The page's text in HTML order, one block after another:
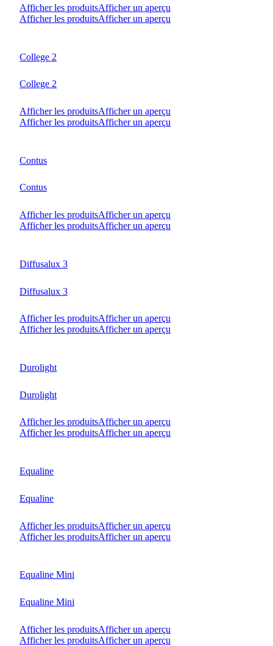
Afficher les produitsAfficher un aperçu
Afficher les produitsAfficher un aperçu
College 2
College 2
Afficher les produitsAfficher un aperçu
Afficher les produitsAfficher un aperçu
Contus
Contus
Afficher les produitsAfficher un aperçu
Afficher les produitsAfficher un aperçu
Diffusalux 3
Diffusalux 3
Afficher les produitsAfficher un aperçu
Afficher les produitsAfficher un aperçu
Durolight
Durolight
Afficher les produitsAfficher un aperçu
Afficher les produitsAfficher un aperçu
Equaline
Equaline
Afficher les produitsAfficher un aperçu
Afficher les produitsAfficher un aperçu
Equaline Mini
Equaline Mini
Afficher les produitsAfficher un aperçu
Afficher les produitsAfficher un aperçu